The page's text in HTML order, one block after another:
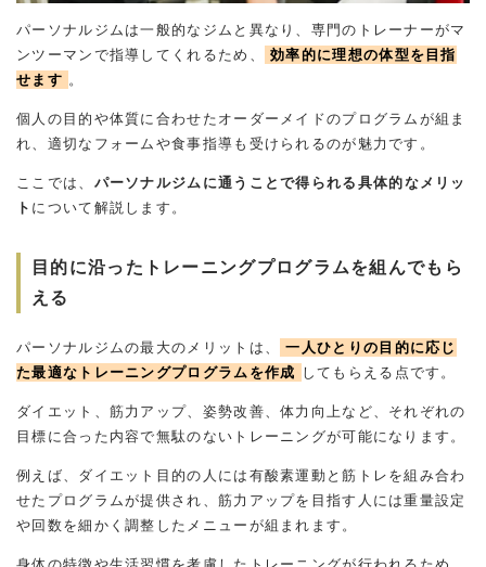
パーソナルジムは一般的なジムと異なり、専門のトレーナーがマ
ンツーマンで指導してくれるため、
効率的に理想の体型を目指
せます 。
個人の目的や体質に合わせたオーダーメイドのプログラムが組ま
れ、適切なフォームや食事指導も受けられるのが魅力です。
ここでは、 パーソナルジムに通うことで得られる具体的なメリッ
ト について解説します。
目的に沿ったトレーニングプログラムを組んでもら
える
パーソナルジムの最大のメリットは、
一人ひとりの目的に応じ
た最適なトレーニングプログラムを作成 してもらえる点です。
ダイエット、筋力アップ、姿勢改善、体力向上など、それぞれの
目標に合った内容で無駄のないトレーニングが可能になります。
例えば、ダイエット目的の人には有酸素運動と筋トレを組み合わ
せたプログラムが提供され、筋力アップを目指す人には重量設定
や回数を細かく調整したメニューが組まれます。